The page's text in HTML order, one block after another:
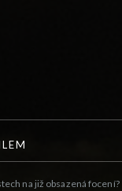
na již obsazená focení?